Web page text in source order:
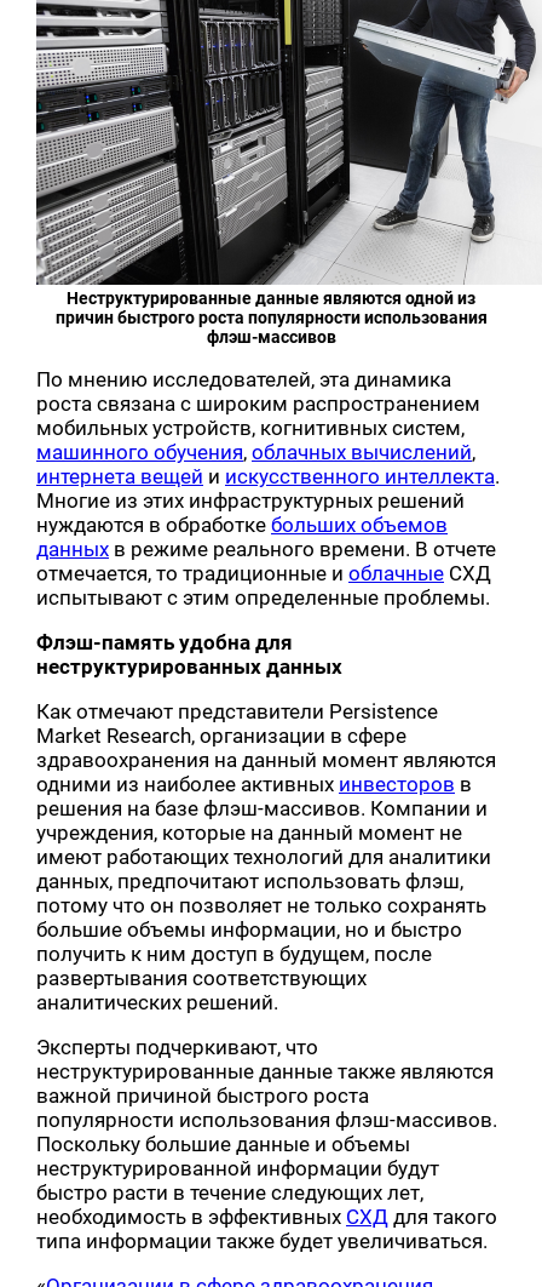
Неструктурированные данные являются одной из
причин быстрого роста популярности использования
флэш-массивов
По мнению исследователей, эта динамика
роста связана с широким распространением
мобильных устройств, когнитивных систем,
машинного обучения, облачных вычислений,
интернета вещей и искусственного интеллекта.
Многие из этих инфраструктурных решений
нуждаются в обработке больших объемов
данных в режиме реального времени. В отчете
отмечается, то традиционные и облачные СХД
испытывают с этим определенные проблемы.
Флэш-память удобна для
неструктурированных данных
Как отмечают представители Persistence
Market Research, организации в сфере
здравоохранения на данный момент являются
одними из наиболее активных инвесторов в
решения на базе флэш-массивов. Компании и
учреждения, которые на данный момент не
имеют работающих технологий для аналитики
данных, предпочитают использовать флэш,
потому что он позволяет не только сохранять
большие объемы информации, но и быстро
получить к ним доступ в будущем, после
развертывания соответствующих
аналитических решений.
Эксперты подчеркивают, что
неструктурированные данные также являются
важной причиной быстрого роста
популярности использования флэш-массивов.
Поскольку большие данные и объемы
неструктурированной информации будут
быстро расти в течение следующих лет,
необходимость в эффективных СХД для такого
типа информации также будет увеличиваться.